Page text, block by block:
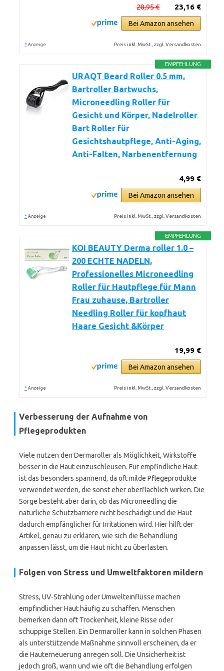
23,16 €
28,95 €
Bei Amazon ansehen
* Anzeige Preis inkl. MwSt., zzgl. Versandkosten
EMPFEHLUNG
URAQT Beard Roller 0.5 mm,
Bartroller Bartwuchs,
Microneedling Roller für
Gesicht und Körper, Nadelroller
Bart Roller für
Gesichtshautpflege, Anti-Aging,
Anti-Falten, Narbenentfernung
4,99 €
Bei Amazon ansehen
* Anzeige Preis inkl. MwSt., zzgl. Versandkosten
EMPFEHLUNG
KOI BEAUTY Derma roller 1.0 –
200 ECHTE NADELN,
Professionelles Microneedling
Roller für Hautpflege für Mann
Frau zuhause, Bartroller
Needling Roller für kopfhaut
Haare Gesicht &Körper
19,99 €
Bei Amazon ansehen
* Anzeige Preis inkl. MwSt., zzgl. Versandkosten
Verbesserung der Aufnahme von
Pflegeprodukten
Viele nutzen den Dermaroller als Möglichkeit, Wirkstoffe
besser in die Haut einzuschleusen. Für empfindliche Haut
ist das besonders spannend, da oft milde Pflegeprodukte
verwendet werden, die sonst eher oberflächlich wirken. Die
Sorge besteht aber darin, ob das Microneedling die
natürliche Schutzbarriere nicht beschädigt und die Haut
dadurch empfänglicher für Irritationen wird. Hier hilft der
Artikel, genau zu erklären, wie sich die Behandlung
anpassen lässt, um die Haut nicht zu überlasten.
Folgen von Stress und Umweltfaktoren mildern
Stress, UV-Strahlung oder Umwelteinflüsse machen
empfindlicher Haut häufig zu schaffen. Menschen
bemerken dann oft Trockenheit, kleine Risse oder
schuppige Stellen. Ein Dermaroller kann in solchen Phasen
als unterstützende Maßnahme sinnvoll erscheinen, da er
die Hauterneuerung anregen soll. Die Unsicherheit ist
jedoch groß, wann und wie oft die Behandlung erfolgen